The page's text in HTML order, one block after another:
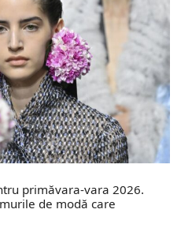
primăvara-vara 2026.
de modă care